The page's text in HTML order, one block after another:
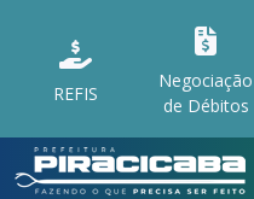
REFIS
Negociação
de Débitos